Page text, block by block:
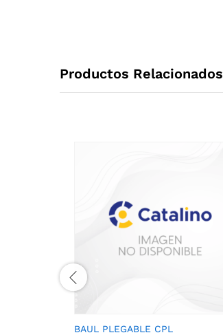
Productos Relacionados
BAUL PLEGABLE CPL